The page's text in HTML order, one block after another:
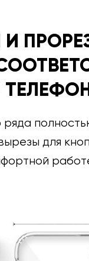
И
для